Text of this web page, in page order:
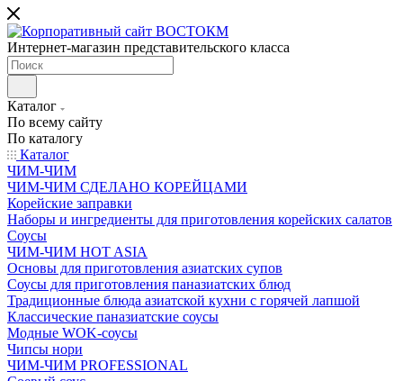
Интернет-магазин представительского класса
Каталог
По всему сайту
По каталогу
Каталог
ЧИМ-ЧИМ
ЧИМ-ЧИМ СДЕЛАНО КОРЕЙЦАМИ
Корейские заправки
Наборы и ингредиенты для приготовления корейских салатов
Соусы
ЧИМ-ЧИМ HOT ASIA
Основы для приготовления азиатских супов
Соусы для приготовления паназиатских блюд
Традиционные блюда азиатской кухни с горячей лапшой
Классические паназиатские соусы
Модные WOK-соусы
Чипсы нори
ЧИМ-ЧИМ PROFESSIONAL